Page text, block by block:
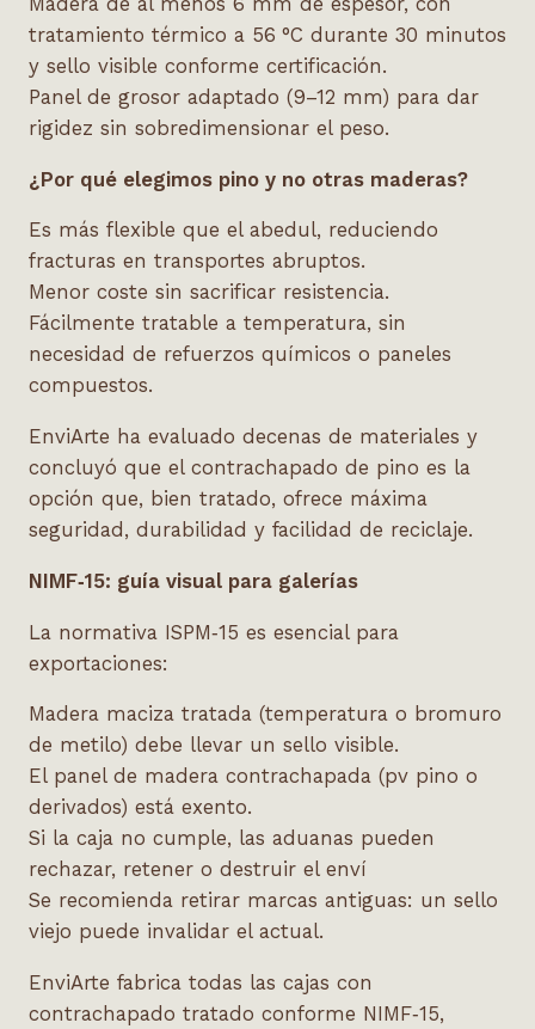
tratamiento térmico a 56 °C durante 30 minutos
y sello visible conforme certificación.
Panel de grosor adaptado (9–12 mm) para dar
rigidez sin sobredimensionar el peso.
¿Por qué elegimos pino y no otras maderas?
Es más flexible que el abedul, reduciendo
fracturas en transportes abruptos.
Menor coste sin sacrificar resistencia.
Fácilmente tratable a temperatura, sin
necesidad de refuerzos químicos o paneles
compuestos.
EnviArte ha evaluado decenas de materiales y
concluyó que el contrachapado de pino es la
opción que, bien tratado, ofrece máxima
seguridad, durabilidad y facilidad de reciclaje.
NIMF‑15: guía visual para galerías
La normativa ISPM‑15 es esencial para
exportaciones:
Madera maciza tratada (temperatura o bromuro
de metilo) debe llevar un sello visible.
El panel de madera contrachapada (pv pino o
derivados) está exento.
Si la caja no cumple, las aduanas pueden
rechazar, retener o destruir el enví
Se recomienda retirar marcas antiguas: un sello
viejo puede invalidar el actual.
EnviArte fabrica todas las cajas con
contrachapado tratado conforme NIMF‑15,